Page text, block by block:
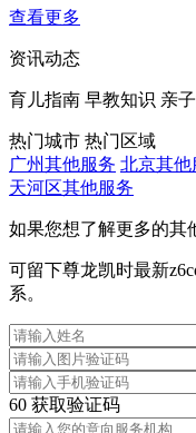
查看更多
资讯动态
育儿指南 早教知识 亲
热门城市 热门区域
广州其他服务 北京其他
天河区其他服务
如果您想了解更多的其
可留下尊龙凯时最新
系。
60 获取验证码